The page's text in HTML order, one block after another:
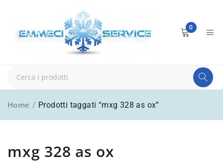
0
mxg 328 as ox
Home / Prodotti taggati “mxg 328 as ox”